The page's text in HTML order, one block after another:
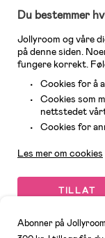
Maxi-Cosi, Baby
største nettbutikk for
Abonner på
Du bestemmer
Jollyroom og våre
på denne siden.
fungere korrekt.
Cookies for å
Cookies som
nettstedet
Cookies for
Les mer om cookies
TILLAT